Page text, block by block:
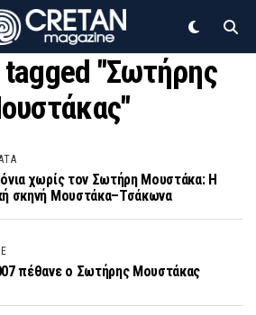
"Σωτήρης
χωρίς τον Σωτήρη Μουστάκα: Η
σκηνή Μουστάκα–Τσάκωνα
πέθανε ο Σωτήρης Μουστάκας